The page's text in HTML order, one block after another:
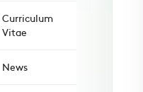
Curriculum
Vitae
News